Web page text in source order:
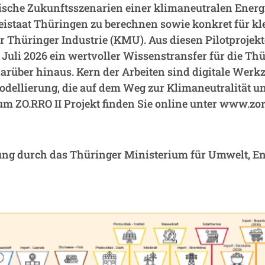
Zukunftsszenarien einer klimaneutralen
Thüringen zu berechnen sowie konkret für
Thüringer Industrie (KMU). Aus diesen
2026 ein wertvoller Wissenstransfer für die
hinaus. Kern der Arbeiten sind digitale
die auf dem Weg zur Klimaneutralität
ZO.RRO II Projekt finden Sie online unter
durch das Thüringer Ministerium für Umwelt,